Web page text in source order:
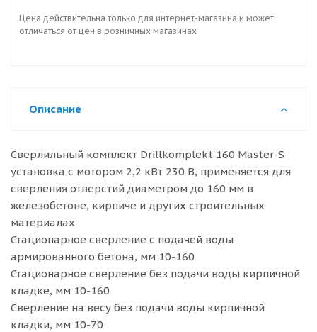
Цена действительна только для интернет-магазина и может
отличаться от цен в розничных магазинах
Описание
Сверлильный комплект Drillkomplekt 160 Master-S
установка с мотором 2,2 кВт 230 В, применяется для
сверления отверстий диаметром до 160 мм в
железобетоне, кирпиче и других строительных
материалах
Стационарное сверление с подачей воды
армированного бетона, мм 10-160
Стационарное сверление без подачи воды кирпичной
кладке, мм 10-160
Сверление на весу без подачи воды кирпичной
кладки, мм 10-70